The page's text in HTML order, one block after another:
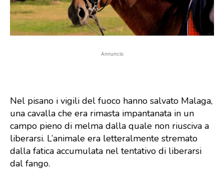
Annuncio
Nel pisano i vigili del fuoco hanno salvato Malaga,
una cavalla che era rimasta impantanata in un
campo pieno di melma dalla quale non riusciva a
liberarsi. L’animale era letteralmente stremato
dalla fatica accumulata nel tentativo di liberarsi
dal fango.